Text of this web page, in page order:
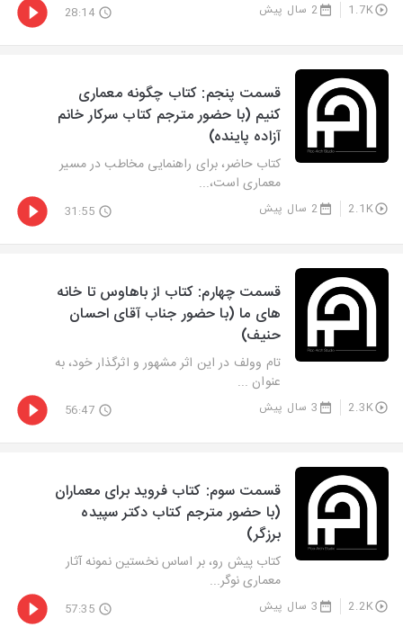
1.7K 2 سال پیش 28:14
قسمت پنجم: کتاب چگونه معماری
کنیم (با حضور مترجم کتاب سرکار خانم
آزاده پاینده)
کتاب حاضر، برای راهنمایی مخاطب در مسیر
معماری است،...
2.1K 2 سال پیش 31:55
قسمت چهارم: کتاب از باهاوس تا خانه
های ما (با حضور جناب آقای احسان
حنیف)
تام وولف در این اثر مشهور و اثرگذار خود، به
عنوان ...
2.3K 3 سال پیش 56:47
قسمت سوم: کتاب فروید برای معماران
(با حضور مترجم کتاب دکتر سپیده
برزگر)
کتاب پیش رو، بر اساس نخستین نمونه آثار
معماری نوگر...
2.2K 3 سال پیش 57:35